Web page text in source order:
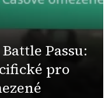
Passu:
pro